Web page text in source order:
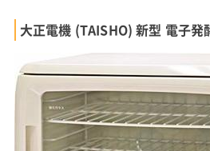
大正電機 (TAISHO) 新型 電子